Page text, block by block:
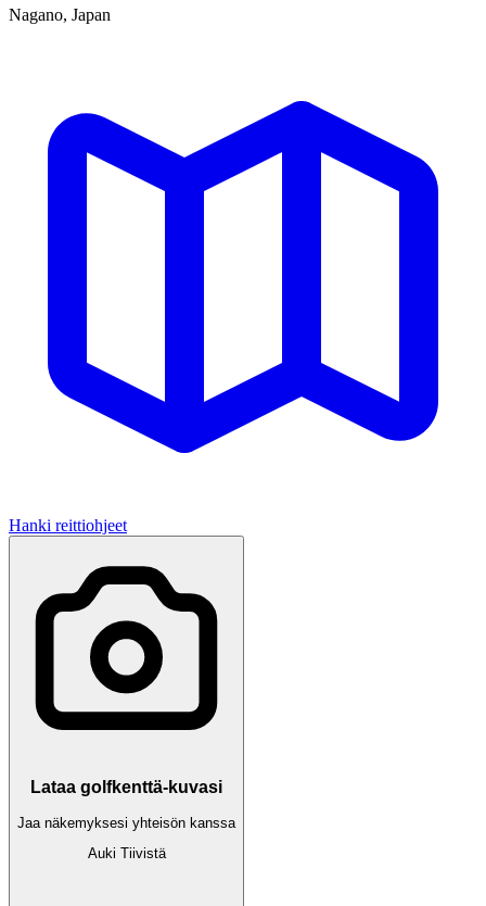
Nagano, Japan
Hanki reittiohjeet
Lataa golfkenttä-kuvasi
Jaa näkemyksesi yhteisön kanssa
Auki Tiivistä